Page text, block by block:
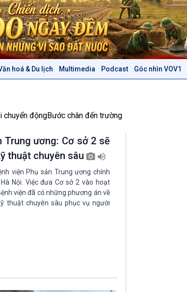
hoá & Du lịch Multimedia Podcast Góc nhìn VOV1
kiện quốc tế
- Một dải vững
Trước giờ mở cửa
Dòng chảy Kinh tế
Sức sống hàng Việt
Khởi nghiệp
Tuyên chiến với gian lận
thương mại
Podcast
chuyển độngBước chân đến trường
Trung ương: Cơ sở 2 sẽ
thuật chuyên sâu
viện Phụ sản Trung ương chính
Nội. Việc đưa Cơ sở 2 vào hoạt
viện đã có những phương án về
thuật chuyên sâu phục vụ người